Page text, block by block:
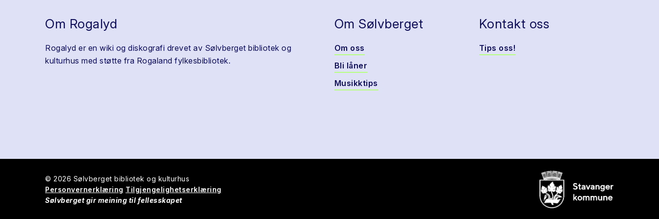
Om Rogalyd
Rogalyd er en wiki og diskografi drevet av Sølvberget bibliotek og
kulturhus med støtte fra Rogaland fylkesbibliotek.
Om Sølvberget
Om oss
Bli låner
Musikktips
Kontakt oss
Tips oss!
© 2026 Sølvberget bibliotek og kulturhus
Personvernerklæring Tilgjengelighetserklæring
Sølvberget gir meining til fellesskapet